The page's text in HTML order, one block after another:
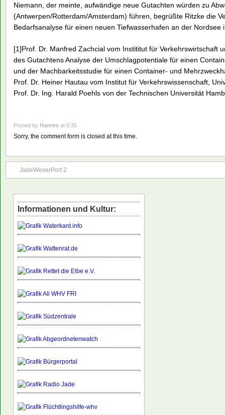
Niemann, der meinte, aufwändige neue Gutachten würden zu
(Antwerpen/Rotterdam/Amsterdam) führen, begrüßte Ritzke die
Bedarfsanalyse für einen neuen Tiefwasserhafen an der Nordsee
[1]Prof. Dr. Manfred Zachcial vom Instititut für Verkehrswirtschaft
des Gutachtens Analyse der Umschlagpotentiale für einen
und der Machbarkeitsstudie für einen Container- und
Prof. Dr. Heiner Hautau vom Institut für Verkehrswissenschaft,
Prof. Dr. Ing. Harald Poehls von der Technischen Universität
Posted by Hannes at 0:35
Sorry, the comment form is closed at this time.
JadeWeserPort 2
Informationen und Kultur: